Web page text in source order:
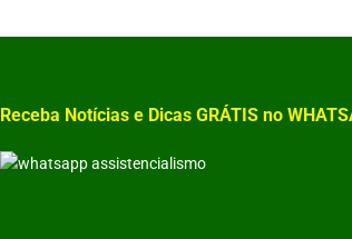
Receba Notícias e Dicas GRÁTIS no